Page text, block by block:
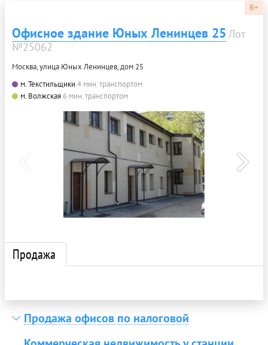
B+
Офисное здание Юных Ленинцев 25 Лот
№25062
Москва, улица Юных Ленинцев, дом 25
м. Текстильщики 4 мин. транспортом
м. Волжская 6 мин. транспортом
Продажа
Продажа офисов по налоговой